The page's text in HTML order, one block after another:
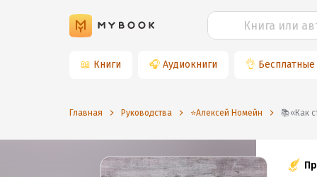
📖 Книги 🎧 Аудиокниги 👌 Бесплатные
Главная Руководства ⭐️Алексей Номейн